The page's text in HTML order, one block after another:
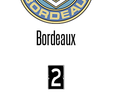
Bordeaux
2